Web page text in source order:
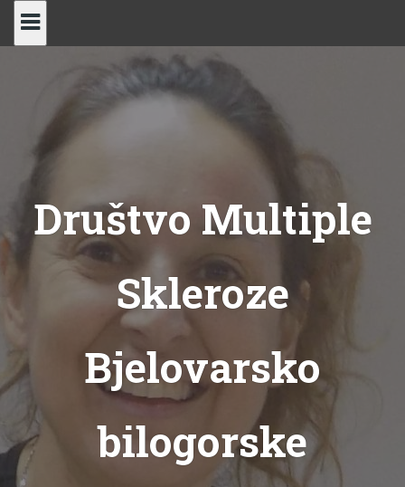
Skip
Društvo Multiple
Skleroze
Bjelovarsko
bilogorske